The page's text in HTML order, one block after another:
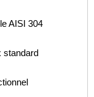
AISI 304
standard